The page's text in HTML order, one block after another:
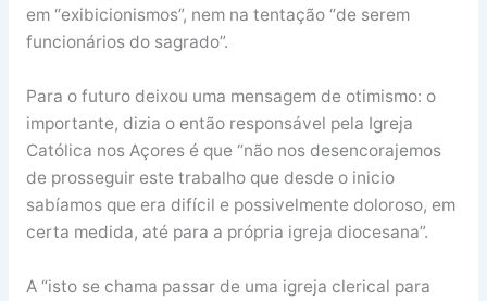
em “exibicionismos”, nem na tentação “de serem
funcionários do sagrado”.
Para o futuro deixou uma mensagem de otimismo: o
importante, dizia o então responsável pela Igreja
Católica nos Açores é que “não nos desencorajemos
de prosseguir este trabalho que desde o inicio
sabíamos que era difícil e possivelmente doloroso, em
certa medida, até para a própria igreja diocesana”.
A “isto se chama passar de uma igreja clerical para